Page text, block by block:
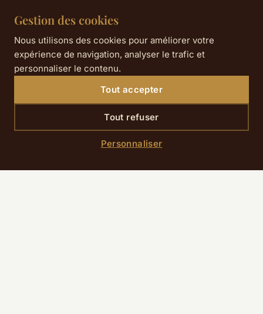
intense et très vivant. Astuce : si vous voulez éviter les
pics d’affluence, visez l’entrée dès l’ouverture — et
prévoyez une marge pour le retour (Villepinte = RER).
Site officiel
Salon des Vins des Vignerons Indépendants (19–
22 mars 2026) – Espace Champerret
Gestion des cookies
Nous utilisons des cookies pour améliorer votre
expérience de navigation, analyser le trafic et
personnaliser le contenu.
Tout accepter
Tout refuser
Personnaliser